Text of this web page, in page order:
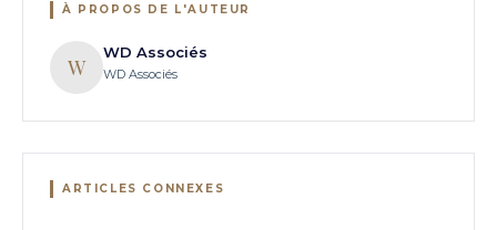
À PROPOS DE L'AUTEUR
W
WD Associés
WD Associés
ARTICLES CONNEXES